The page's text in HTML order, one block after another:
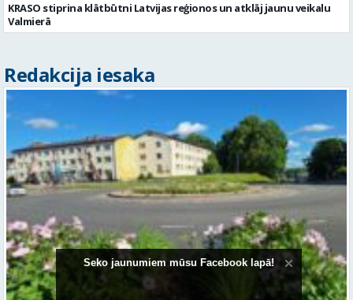
KRASO stiprina klātbūtni Latvijas reģionos un atklāj jaunu veikalu
Valmierā
Redakcija iesaka
Seko jaunumiem mūsu Facebook lapā!